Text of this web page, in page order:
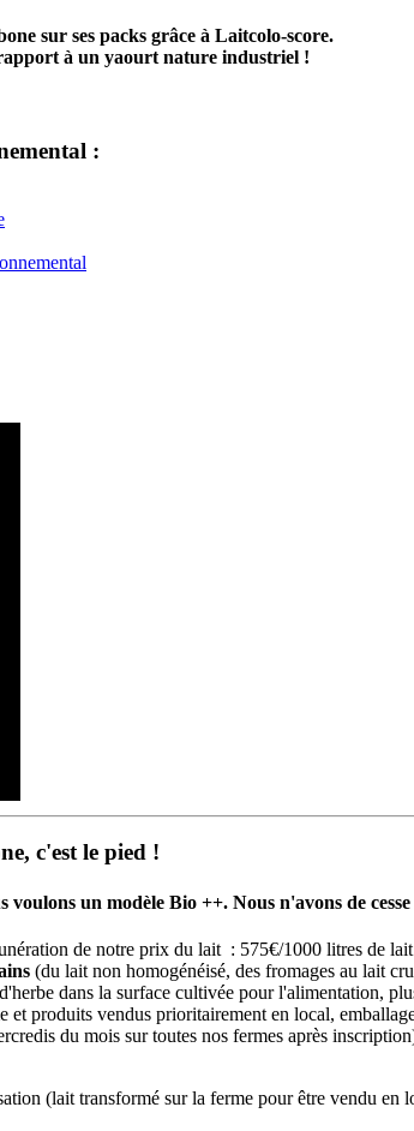
sur ses packs grâce à Laitcolo-score.
à un yaourt nature industriel !
:
c'est le pied !
voulons un modèle Bio ++. Nous n'avons de
de notre prix du lait : 575€/1000 litres de
(du lait non homogénéisé, des fromages au lait
dans la surface cultivée pour l'alimentation,
et produits vendus prioritairement en local,
du mois sur toutes nos fermes après
(lait transformé sur la ferme pour être vendu